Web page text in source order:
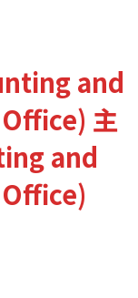
and
主
and